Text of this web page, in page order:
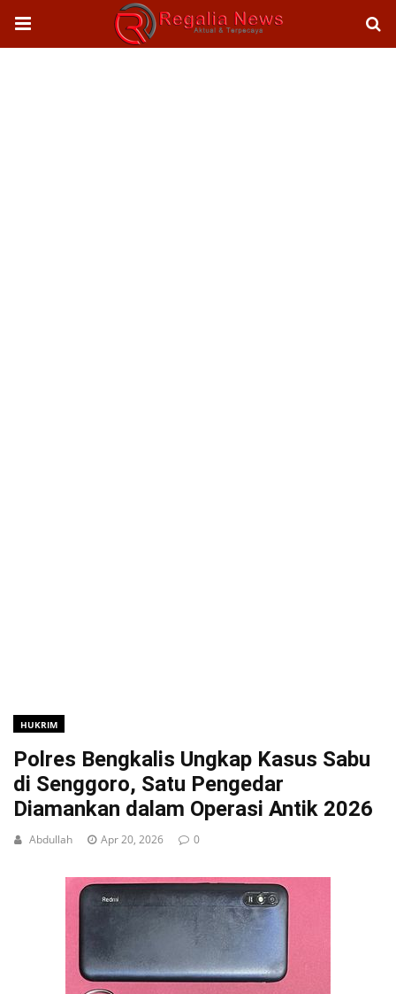
HUKRIM
Polres Bengkalis Ungkap Kasus Sabu
di Senggoro, Satu Pengedar
Diamankan dalam Operasi Antik 2026
Abdullah Apr 20, 2026 0